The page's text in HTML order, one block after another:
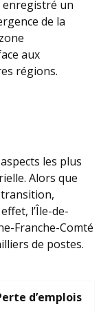
enregistré un
de la
aux
régions.
les plus
Alors que
l’Île-de-
Franche-Comté
de postes.
d’emplois